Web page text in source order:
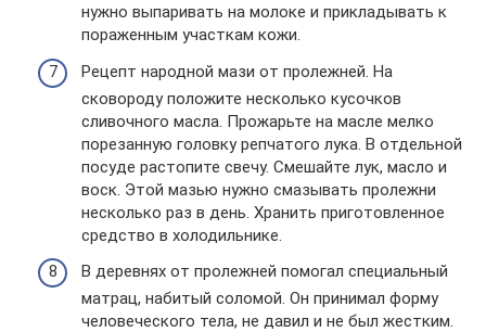
нужно выпаривать на молоке и прикладывать к
пораженным участкам кожи.
Рецепт народной мази от пролежней. На
сковороду положите несколько кусочков
сливочного масла. Прожарьте на масле мелко
порезанную головку репчатого лука. В отдельной
посуде растопите свечу. Смешайте лук, масло и
воск. Этой мазью нужно смазывать пролежни
несколько раз в день. Хранить приготовленное
средство в холодильнике.
В деревнях от пролежней помогал специальный
матрац, набитый соломой. Он принимал форму
человеческого тела, не давил и не был жестким.